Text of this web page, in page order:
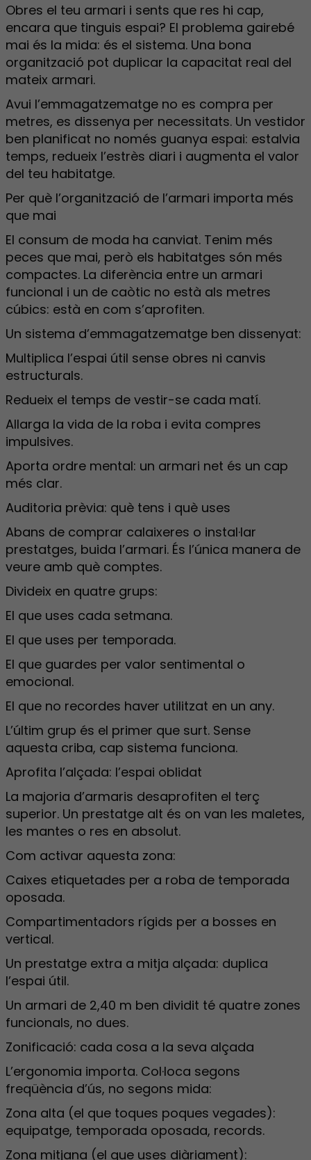
Obres el teu armari i sents que res hi cap,
encara que tinguis espai? El problema gairebé
mai és la mida: és el sistema. Una bona
organització pot duplicar la capacitat real del
mateix armari.
Avui l’emmagatzematge no es compra per
metres, es dissenya per necessitats. Un vestidor
ben planificat no només guanya espai: estalvia
temps, redueix l’estrès diari i augmenta el valor
del teu habitatge.
Per què l’organització de l’armari importa més
que mai
El consum de moda ha canviat. Tenim més
peces que mai, però els habitatges són més
compactes. La diferència entre un armari
funcional i un de caòtic no està als metres
cúbics: està en com s’aprofiten.
Un sistema d’emmagatzematge ben dissenyat:
Multiplica l’espai útil sense obres ni canvis
estructurals.
Redueix el temps de vestir-se cada matí.
Allarga la vida de la roba i evita compres
impulsives.
Aporta ordre mental: un armari net és un cap
més clar.
Auditoria prèvia: què tens i què uses
Abans de comprar calaixeres o instal·lar
prestatges, buida l’armari. És l’única manera de
veure amb què comptes.
Divideix en quatre grups:
El que uses cada setmana.
El que uses per temporada.
El que guardes per valor sentimental o
emocional.
El que no recordes haver utilitzat en un any.
L’últim grup és el primer que surt. Sense
aquesta criba, cap sistema funciona.
Aprofita l’alçada: l’espai oblidat
La majoria d’armaris desaprofiten el terç
superior. Un prestatge alt és on van les maletes,
les mantes o res en absolut.
Com activar aquesta zona:
Caixes etiquetades per a roba de temporada
oposada.
Compartimentadors rígids per a bosses en
vertical.
Un prestatge extra a mitja alçada: duplica
l’espai útil.
Un armari de 2,40 m ben dividit té quatre zones
funcionals, no dues.
Zonificació: cada cosa a la seva alçada
L’ergonomia importa. Col·loca segons
freqüència d’ús, no segons mida:
Zona alta (el que toques poques vegades):
equipatge, temporada oposada, records.
Zona mitjana (el que uses diàriament):